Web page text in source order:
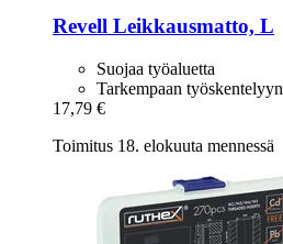
Revell Leikkausmatto, L
Suojaa työaluetta
Tarkempaan työskentelyyn
17,79 €
Toimitus 18. elokuuta mennessä